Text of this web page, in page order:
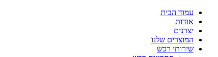
עמוד הבית
אודות
יצרנים
המוצרים שלנו
שירותי רכש